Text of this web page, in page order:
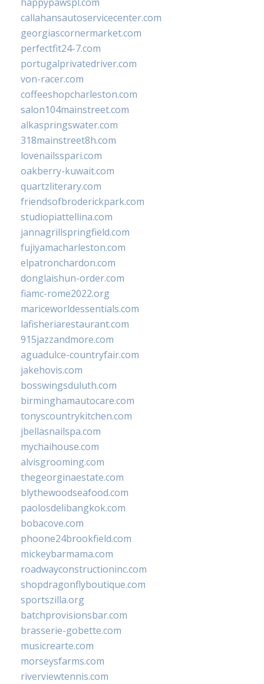
callahansautoservicecenter.com
georgiascornermarket.com
perfectfit24-7.com
portugalprivatedriver.com
von-racer.com
coffeeshopcharleston.com
salon104mainstreet.com
alkaspringswater.com
318mainstreet8h.com
lovenailsspari.com
oakberry-kuwait.com
quartzliterary.com
friendsofbroderickpark.com
studiopiattellina.com
jannagrillspringfield.com
fujiyamacharleston.com
elpatronchardon.com
donglaishun-order.com
fiamc-rome2022.org
mariceworldessentials.com
lafisheriarestaurant.com
915jazzandmore.com
aguadulce-countryfair.com
jakehovis.com
bosswingsduluth.com
birminghamautocare.com
tonyscountrykitchen.com
jbellasnailspa.com
mychaihouse.com
alvisgrooming.com
thegeorginaestate.com
blythewoodseafood.com
paolosdelibangkok.com
bobacove.com
phoone24brookfield.com
mickeybarmama.com
roadwayconstructioninc.com
shopdragonflyboutique.com
sportszilla.org
batchprovisionsbar.com
brasserie-gobette.com
musicrearte.com
morseysfarms.com
riverviewtennis.com